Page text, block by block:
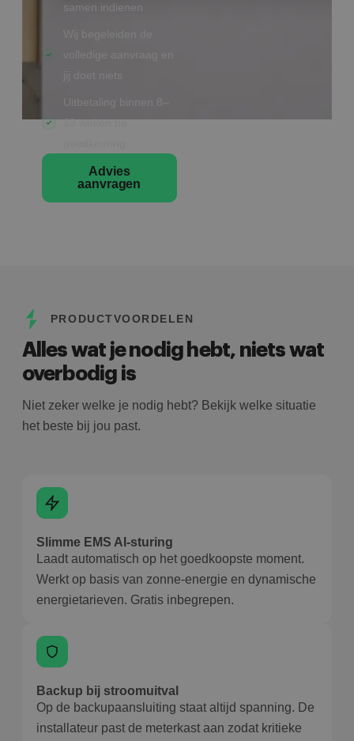
samen indienen
Wij begeleiden de
Uitbetaling binnen 8–
13 weken na
Advies
aanvragen
PRODUCTVOORDELEN
Alles wat je nodig hebt, niets wat
overbodig is
Niet zeker welke je nodig hebt? Bekijk welke situatie
het beste bij jou past.
Slimme EMS AI-sturing
Laadt automatisch op het goedkoopste moment.
Werkt op basis van zonne-energie en dynamische
energietarieven. Gratis inbegrepen.
Backup bij stroomuitval
Op de backupaansluiting staat altijd spanning. De
installateur past de meterkast aan zodat kritieke